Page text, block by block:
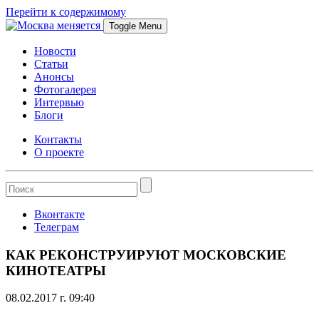
Перейти к содержимому
Toggle Menu
Новости
Статьи
Анонсы
Фотогалерея
Интервью
Блоги
Контакты
О проекте
Вконтакте
Телеграм
КАК РЕКОНСТРУИРУЮТ МОСКОВСКИЕ
КИНОТЕАТРЫ
08.02.2017 г. 09:40